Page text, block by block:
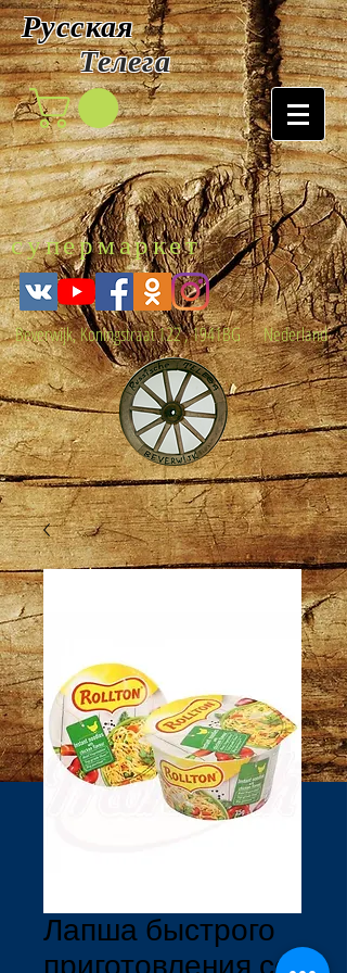
Русская
Телега
супермаркет
Beverwijk, Koningstraat 122 , 1941BG Nederland
Лапша быстрого